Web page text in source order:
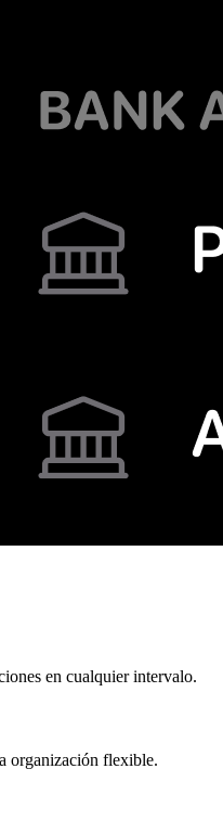
en cualquier intervalo.
organización flexible.